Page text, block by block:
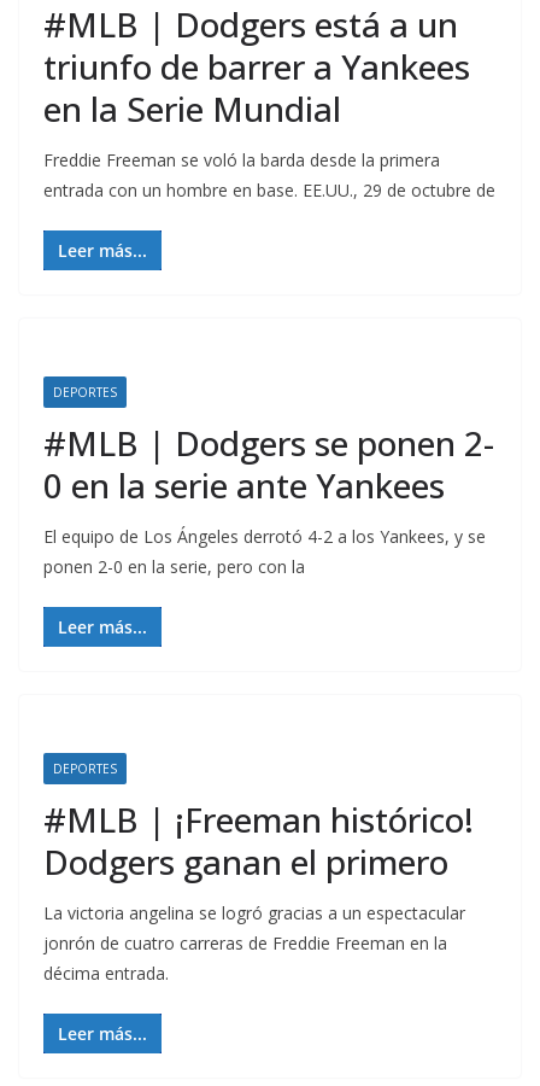
#MLB | Dodgers está a un
triunfo de barrer a Yankees
en la Serie Mundial
Freddie Freeman se voló la barda desde la primera
entrada con un hombre en base. EE.UU., 29 de octubre de
Leer más...
DEPORTES
#MLB | Dodgers se ponen 2-
0 en la serie ante Yankees
El equipo de Los Ángeles derrotó 4-2 a los Yankees, y se
ponen 2-0 en la serie, pero con la
Leer más...
DEPORTES
#MLB | ¡Freeman histórico!
Dodgers ganan el primero
La victoria angelina se logró gracias a un espectacular
jonrón de cuatro carreras de Freddie Freeman en la
décima entrada.
Leer más...